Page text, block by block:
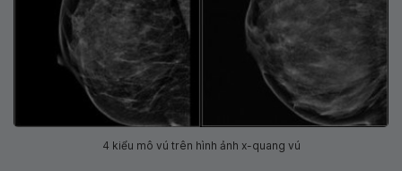
4 kiểu mô vú trên hình ảnh x-quang vú